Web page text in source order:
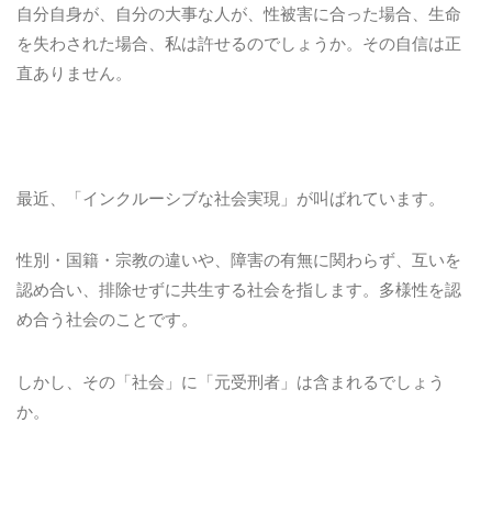
自分自身が、自分の大事な人が、性被害に合った場合、生命
を失わされた場合、私は許せるのでしょうか。その自信は正
直ありません。
最近、「インクルーシブな社会実現」が叫ばれています。
性別・国籍・宗教の違いや、障害の有無に関わらず、互いを
認め合い、排除せずに共生する社会を指します。多様性を認
め合う社会のことです。
しかし、その「社会」に「元受刑者」は含まれるでしょう
か。